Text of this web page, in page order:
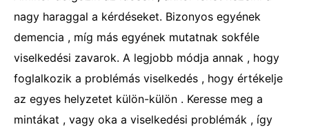
nagy haraggal a kérdéseket. Bizonyos egyének
demencia , míg más egyének mutatnak sokféle
viselkedési zavarok. A legjobb módja annak , hogy
foglalkozik a problémás viselkedés , hogy értékelje
az egyes helyzetet külön-külön . Keresse meg a
mintákat , vagy oka a viselkedési problémák , így